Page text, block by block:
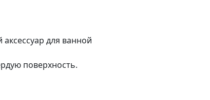
для ванной
поверхность.